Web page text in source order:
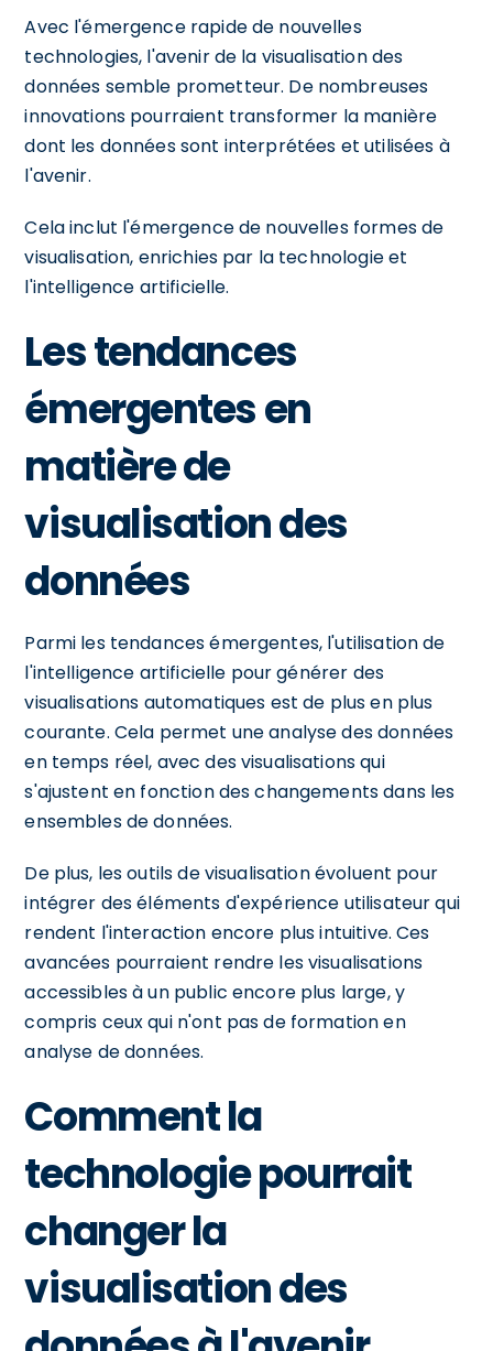
Avec l'émergence rapide de nouvelles
technologies, l'avenir de la visualisation des
données semble prometteur. De nombreuses
innovations pourraient transformer la manière
dont les données sont interprétées et utilisées à
l'avenir.
Cela inclut l'émergence de nouvelles formes de
visualisation, enrichies par la technologie et
l'intelligence artificielle.
Les tendances
émergentes en
matière de
visualisation des
données
Parmi les tendances émergentes, l'utilisation de
l'intelligence artificielle pour générer des
visualisations automatiques est de plus en plus
courante. Cela permet une analyse des données
en temps réel, avec des visualisations qui
s'ajustent en fonction des changements dans les
ensembles de données.
De plus, les outils de visualisation évoluent pour
intégrer des éléments d'expérience utilisateur qui
rendent l'interaction encore plus intuitive. Ces
avancées pourraient rendre les visualisations
accessibles à un public encore plus large, y
compris ceux qui n'ont pas de formation en
analyse de données.
Comment la
technologie pourrait
changer la
visualisation des